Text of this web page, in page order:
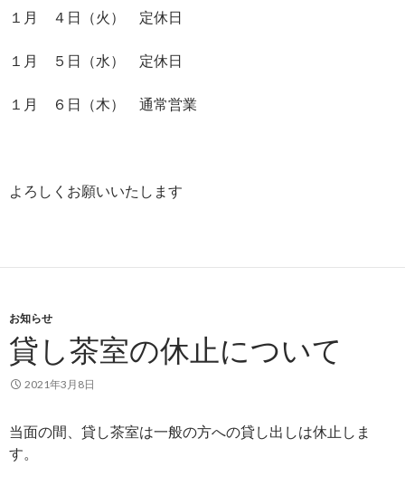
１月 ４日（火） 定休日
１月 ５日（水） 定休日
１月 ６日（木） 通常営業
よろしくお願いいたします
お知らせ
貸し茶室の休止について
2021年3月8日
当面の間、貸し茶室は一般の方への貸し出しは休止しま
す。